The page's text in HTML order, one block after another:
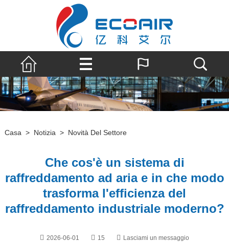
Casa > Notizia > Novità Del Settore
Che cos'è un sistema di
raffreddamento ad aria e in che modo
trasforma l'efficienza del
raffreddamento industriale moderno?
2026-06-01 15 Lasciami un messaggio